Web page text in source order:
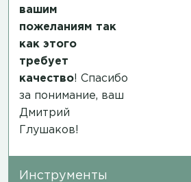
вашим
пожеланиям так
как этого
требует
качество! Спасибо
за понимание, ваш
Дмитрий
Глушаков!
Инструменты